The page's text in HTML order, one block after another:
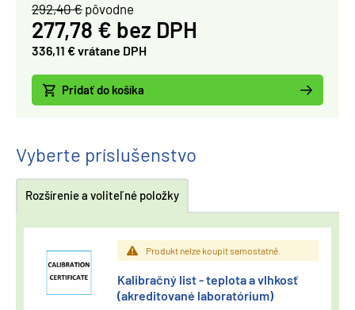
292,40 € pôvodne
277,78 € bez DPH
336,11 € vrátane DPH
Pridať do košíka
Vyberte príslušenstvo
Rozšírenie a voliteľné položky
Produkt nelze koupit samostatně.
Kalibračný list - teplota a vlhkosť
(akreditované laboratórium)